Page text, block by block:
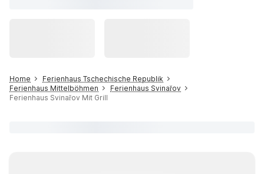
Home
Ferienhaus Tschechische Republik
Ferienhaus Mittelböhmen
Ferienhaus Svinařov
Ferienhaus Svinařov Mit Grill